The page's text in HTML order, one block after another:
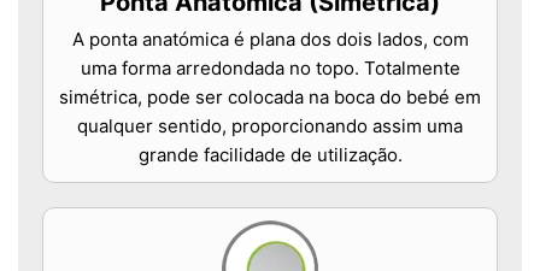
A ponta anatómica é plana dos dois lados, com
uma forma arredondada no topo. Totalmente
simétrica, pode ser colocada na boca do bebé em
qualquer sentido, proporcionando assim uma
grande facilidade de utilização.